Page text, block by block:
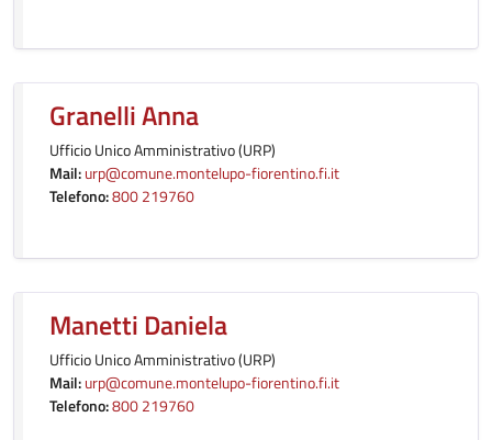
Granelli Anna
Ufficio Unico Amministrativo (URP)
Mail:urp@comune.montelupo-fiorentino.fi.it
Telefono:800 219760
Manetti Daniela
Ufficio Unico Amministrativo (URP)
Mail:urp@comune.montelupo-fiorentino.fi.it
Telefono:800 219760